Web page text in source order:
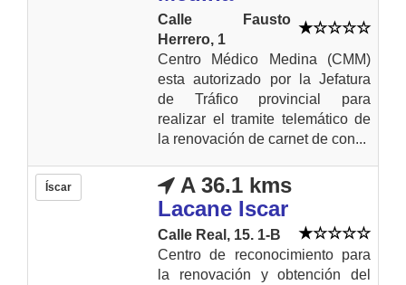
Calle Fausto
Herrero, 1
Centro Médico Medina (CMM)
esta autorizado por la Jefatura
de Tráfico provincial para
realizar el tramite telemático de
la renovación de carnet de con...
Íscar
A 36.1 kms
Lacane Iscar
Calle Real, 15. 1-B
Centro de reconocimiento para
la renovación y obtención del